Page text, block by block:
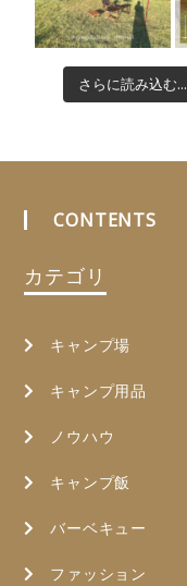
さらに読み込む...
CONTENTS
カテゴリ
キャンプ場
キャンプ用品
ノウハウ
キャンプ飯
バーベキュー
ファッション